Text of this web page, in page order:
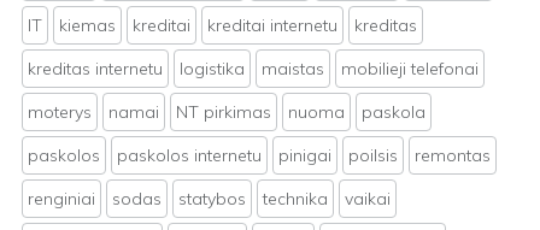
IT
kiemas kreditai kreditai internetu
kreditas
kreditas internetu
logistika maistas
mobilieji telefonai
moterys
namai NT pirkimas nuoma
paskola
paskolos
paskolos internetu pinigai poilsis
remontas
renginiai
sodas statybos technika
vaikai